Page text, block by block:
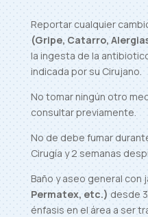
Reportar cualquier
(Gripe, Catarro,
la ingesta de la
indicada por su Cirujano.
No tomar ningún otro
consultar previamente.
No de debe fumar
Cirugía y 2 semanas
Baño y aseo general con
Permatex, etc.) desde
énfasis en el área a ser